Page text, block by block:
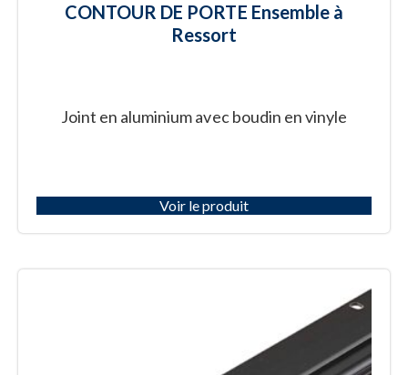
CONTOUR DE PORTE Ensemble à
Ressort
Joint en aluminium avec boudin en vinyle
Voir le produit